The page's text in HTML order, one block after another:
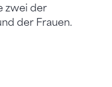
zwei der
der Frauen.